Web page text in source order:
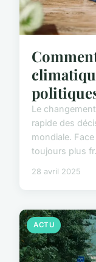
Le
rapide des
mondiale.
toujours plus
28 avril 2025
ACTU